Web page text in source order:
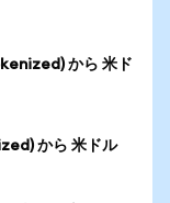
から 米ド
から 米ドル